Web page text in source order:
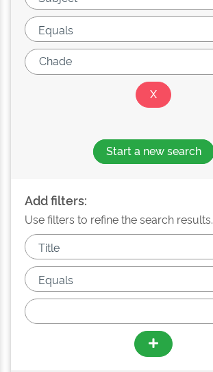
Start a new search
Add filters:
Use filters to refine the search results.